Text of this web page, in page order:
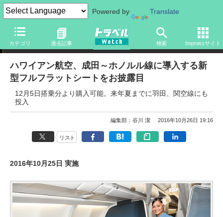
Powered by Translate
カテゴリ 過去記事 検索 Impressサイト
ニュース
ハワイアン航空、成田～ホノルル線に導入する新
型フルフラットシートをお披露目
12月5日搭乗分より購入可能。来年夏までに羽田、関空線にも
投入
編集部：谷川 潔 2016年10月26日 19:16
リスト
2016年10月25日 実施